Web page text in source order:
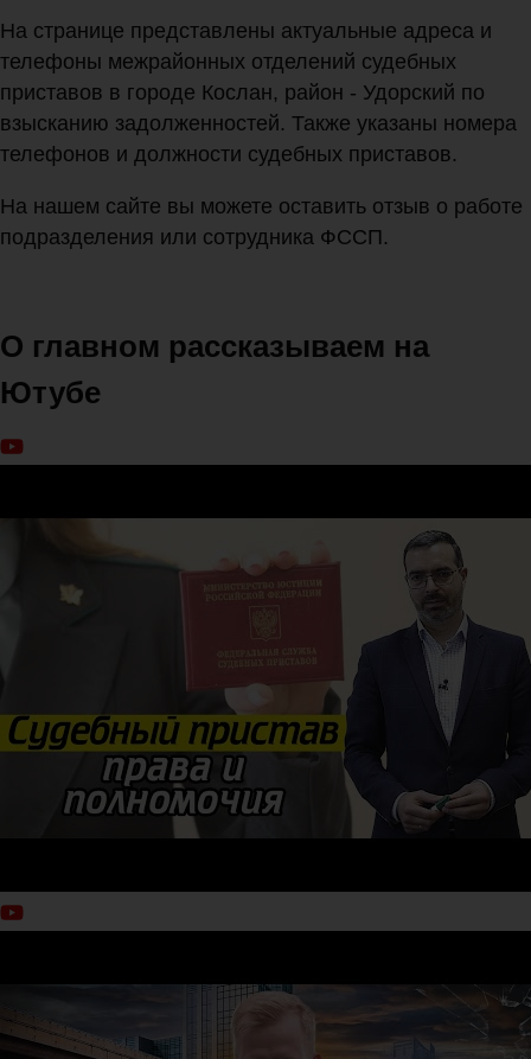
На странице представлены актуальные адреса и
телефоны межрайонных отделений судебных
приставов в городе Кослан, район - Удорский по
взысканию задолженностей. Также указаны номера
телефонов и должности судебных приставов.
На нашем сайте вы можете оставить отзыв о работе
подразделения или сотрудника ФССП.
О главном рассказываем на
Ютубе